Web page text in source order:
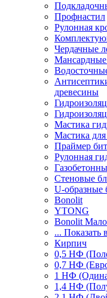
Профнастил
Рулонная
Чердачные
Мансардные
древесины
Мастика
Мастика
Праймер
Рулонная
Стеновые
U-образные
Bonolit
YTONG
Bonolit
... Показать
Кирпич
0,5 НФ
0,7 НФ
1 НФ
1,4 НФ